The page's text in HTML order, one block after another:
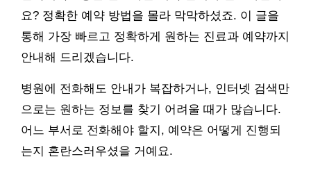
요? 정확한 예약 방법을 몰라 막막하셨죠. 이 글을
통해 가장 빠르고 정확하게 원하는 진료과 예약까지
안내해 드리겠습니다.
병원에 전화해도 안내가 복잡하거나, 인터넷 검색만
으로는 원하는 정보를 찾기 어려울 때가 많습니다.
어느 부서로 전화해야 할지, 예약은 어떻게 진행되
는지 혼란스러우셨을 거예요.